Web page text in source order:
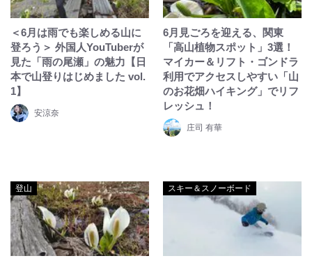
＜6月は雨でも楽しめる山に
登ろう＞ 外国人YouTuberが
見た「雨の尾瀬」の魅力【日
本で山登りはじめました vol.
1】
安涼奈
6月見ごろを迎える、関東
「高山植物スポット」3選！
マイカー＆リフト・ゴンドラ
利用でアクセスしやすい「山
のお花畑ハイキング」でリフ
レッシュ！
庄司 有華
登山 スキー＆スノーボード